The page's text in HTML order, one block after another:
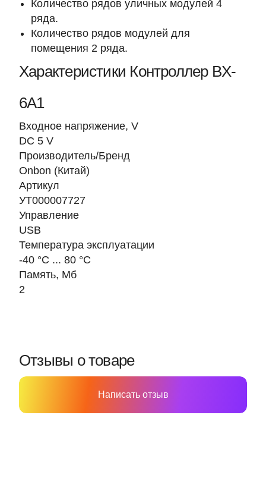
Количество рядов уличных модулей 4
ряда.
Количество рядов модулей для
помещения 2 ряда.
Характеристики Контроллер BX-
6A1
Входное напряжение, V
DC 5 V
Производитель/Бренд
Onbon (Китай)
Артикул
УТ000007727
Управление
USB
Температура эксплуатации
-40 °C ... 80 °C
Память, Мб
2
Отзывы о товаре
Написать отзыв